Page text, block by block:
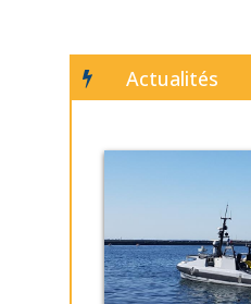
Actualités